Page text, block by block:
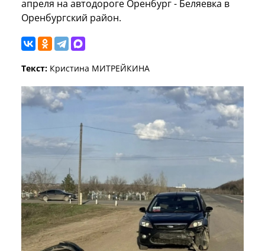
апреля на автодороге Оренбург - Беляевка в
Оренбургский район.
Текст: Кристина МИТРЕЙКИНА